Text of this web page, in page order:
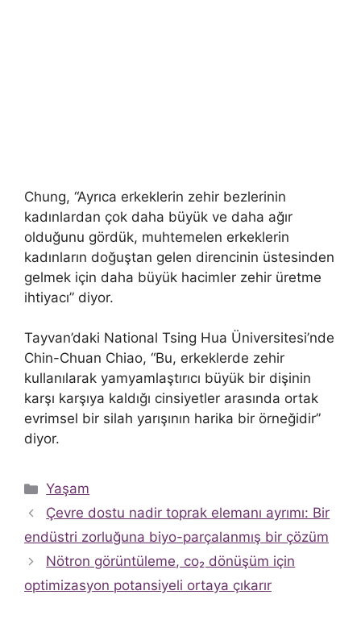
Chung, “Ayrıca erkeklerin zehir bezlerinin
kadınlardan çok daha büyük ve daha ağır
olduğunu gördük, muhtemelen erkeklerin
kadınların doğuştan gelen direncinin üstesinden
gelmek için daha büyük hacimler zehir üretme
ihtiyacı” diyor.
Tayvan’daki National Tsing Hua Üniversitesi’nde
Chin-Chuan Chiao, “Bu, erkeklerde zehir
kullanılarak yamyamlaştırıcı büyük bir dişinin
karşı karşıya kaldığı cinsiyetler arasında ortak
evrimsel bir silah yarışının harika bir örneğidir”
diyor.
Kategoriler
Yaşam
Çevre dostu nadir toprak elemanı ayrımı: Bir
endüstri zorluğuna biyo-parçalanmış bir çözüm
Nötron görüntüleme, co₂ dönüşüm için
optimizasyon potansiyeli ortaya çıkarır